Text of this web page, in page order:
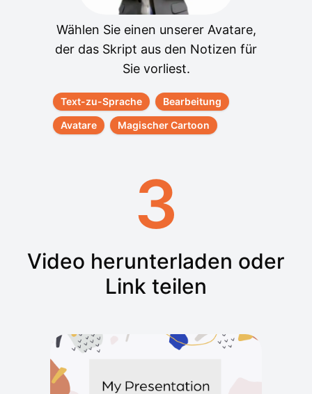
Wählen Sie einen unserer Avatare,
der das Skript aus den Notizen für
Sie vorliest.
Text-zu-Sprache
Bearbeitung
Avatare
Magischer Cartoon
3
Video herunterladen oder
Link teilen